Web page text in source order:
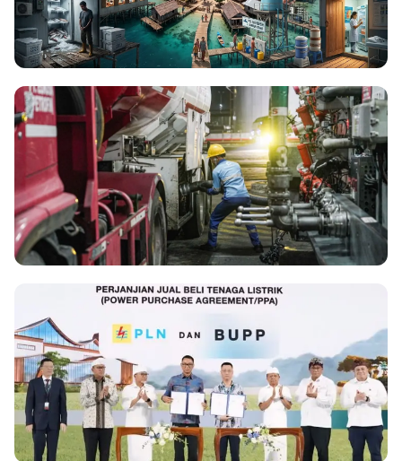
ENERGY
Optimalisasi PLTS Off-Grid Jadi Kunci
Kemandirian Energi dan Ekonomi d...
29 Jul 2026
Pertamina Patra Niaga Regional
Sumbagut Pastikan Distribusi BBM di 5
p...
18 Jul 2026